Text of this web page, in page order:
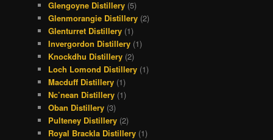
Glengoyne Distillery (5)
Glenmorangie Distillery (2)
Glenturret Distillery (1)
Invergordon Distillery (1)
Knockdhu Distillery (2)
Loch Lomond Distillery (1)
Macduff Distillery (1)
Nc’nean Distillery (1)
Oban Distillery (3)
Pulteney Distillery (2)
Royal Brackla Distillery (1)